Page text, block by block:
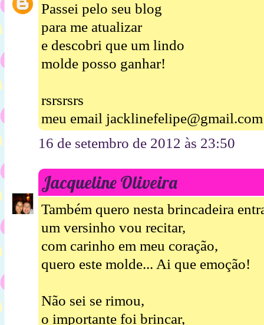
Passei pelo seu blog
para me atualizar
e descobri que um lindo
molde posso ganhar!
rsrsrsrs
meu email jacklinefelipe@gmail.com
16 de setembro de 2012 às 23:50
Jacqueline Oliveira
Também quero nesta brincadeira
um versinho vou recitar,
com carinho em meu coração,
quero este molde... Ai que emoção!
Não sei se rimou,
o importante foi brincar,